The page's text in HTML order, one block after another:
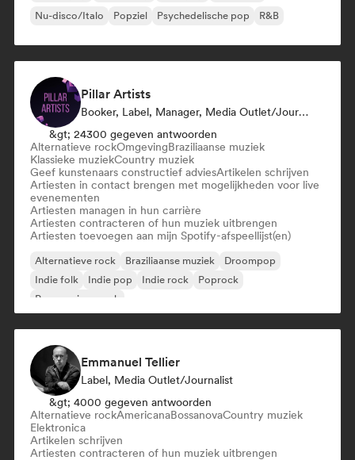
Nu-disco/Italo
Popziel Psychedelische pop R&B
Pillar Artists
Booker, Label, Manager, Media Outlet/Journalist, Mentor, Afspeellijst Curator
&gt; 24300 gegeven antwoorden
Alternatieve rockOmgevingBraziliaanse muziek
Klassieke muziekCountry muziek
Geef kunstenaars constructief adviesArtikelen schrijven
Artiesten in contact brengen met mogelijkheden voor live
evenementen
Artiesten managen in hun carrière
Artiesten contracteren of hun muziek uitbrengen
Artiesten toevoegen aan mijn Spotify-afspeellijst(en)
Alternatieve rock Braziliaanse muziek
Droompop
Indie folk
Indie pop Indie rock
Poprock
Progressieve rock
Emmanuel Tellier
Label, Media Outlet/Journalist
&gt; 4000 gegeven antwoorden
Alternatieve rockAmericanaBossanovaCountry muziek
Elektronica
Artikelen schrijven
Artiesten contracteren of hun muziek uitbrengen